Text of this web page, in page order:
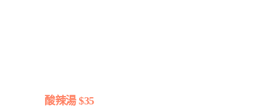
酸辣湯 $35